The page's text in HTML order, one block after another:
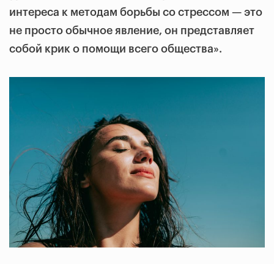
интереса к методам борьбы со стрессом — это
не просто обычное явление, он представляет
собой крик о помощи всего общества».